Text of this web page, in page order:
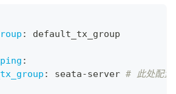
:
default_tx_group
:
: seata-server # 此处配